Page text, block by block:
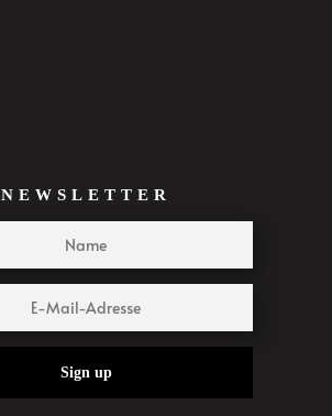
NEWSLETTER
Sign up